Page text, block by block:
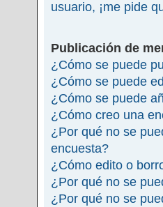
usuario, ¡me pide
Publicación de
¿Cómo se puede
¿Cómo se puede
¿Cómo se puede
¿Cómo creo una
¿Por qué no se
encuesta?
¿Cómo edito o
¿Por qué no se
¿Por qué no se